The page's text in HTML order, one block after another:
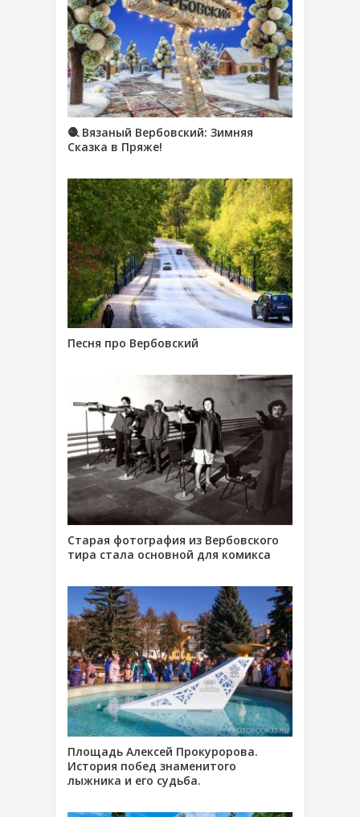
🧶 Вязаный Вербовский: Зимняя
Сказка в Пряже!
Песня про Вербовский
Старая фотография из Вербовского
тира стала основной для комикса
Площадь Алексей Прокуророва.
История побед знаменитого
лыжника и его судьба.